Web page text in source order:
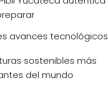
avances tecnológicos
sostenibles más
del mundo